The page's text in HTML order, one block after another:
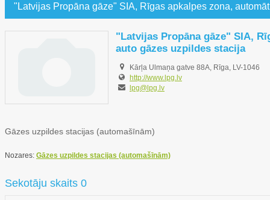
"Latvijas Propāna gāze" SIA, Rīgas apkalpes zona,
"Latvijas Propāna gāze" SIA,
auto gāzes uzpildes stacija
Kārļa Ulmaņa gatve 88A, Rīga, LV-1046
http://www.lpg.lv
lpg@lpg.lv
Gāzes uzpildes stacijas (automašīnām)
Nozares: Gāzes uzpildes stacijas (automašīnām)
Sekotāju skaits 0